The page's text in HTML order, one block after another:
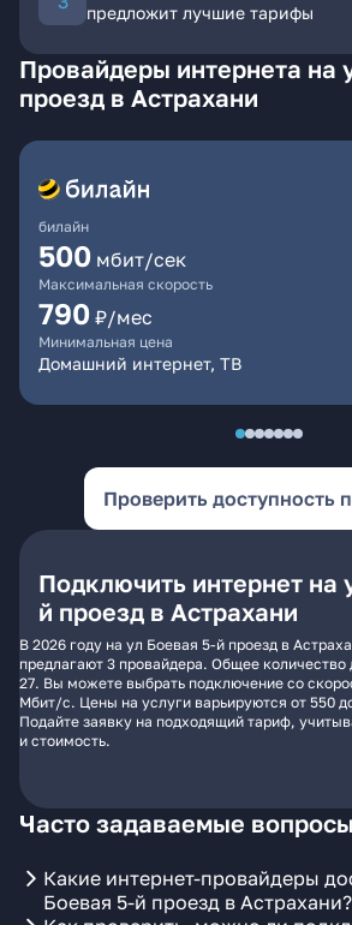
предложит лучшие тарифы
Провайдеры интернета на
проезд в Астрахани
билайн
500 мбит/сек
Максимальная скорость
790 ₽/мес
Минимальная цена
Домашний интернет, ТВ
Проверить доступность
Подключить интернет на
й проезд в Астрахани
В 2026 году на ул Боевая 5-й проезд в
предлагают 3 провайдера. Общее количество
27. Вы можете выбрать подключение со
Мбит/с. Цены на услуги варьируются от 550
Подайте заявку на подходящий тариф,
и стоимость.
Часто задаваемые вопросы
Какие интернет-провайдеры
Боевая 5-й проезд в Астрахани?